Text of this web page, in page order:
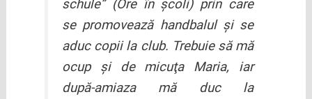
schule” (Ore în şcoli) prin care
se promovează handbalul şi se
aduc copii la club. Trebuie să mă
ocup şi de micuţa Maria, iar
după-amiaza mă duc la